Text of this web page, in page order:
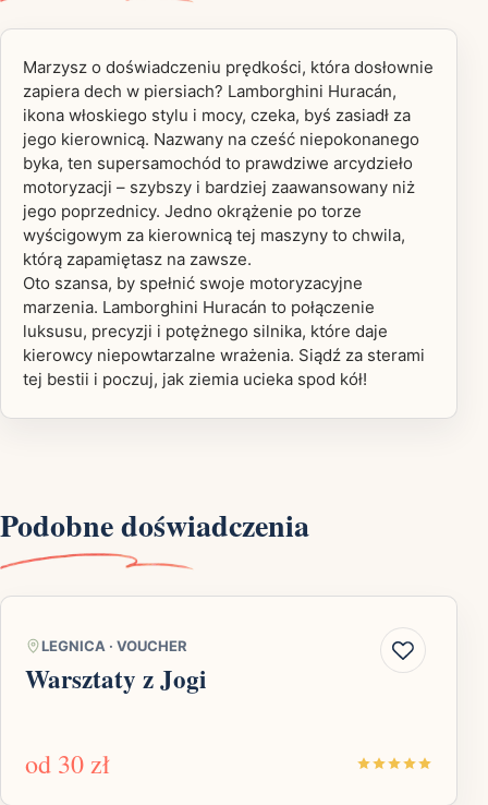
Marzysz o doświadczeniu prędkości, która dosłownie
zapiera dech w piersiach? Lamborghini Huracán,
ikona włoskiego stylu i mocy, czeka, byś zasiadł za
jego kierownicą. Nazwany na cześć niepokonanego
byka, ten supersamochód to prawdziwe arcydzieło
motoryzacji – szybszy i bardziej zaawansowany niż
jego poprzednicy. Jedno okrążenie po torze
wyścigowym za kierownicą tej maszyny to chwila,
którą zapamiętasz na zawsze.
Oto szansa, by spełnić swoje motoryzacyjne
marzenia. Lamborghini Huracán to połączenie
luksusu, precyzji i potężnego silnika, które daje
kierowcy niepowtarzalne wrażenia. Siądź za sterami
tej bestii i poczuj, jak ziemia ucieka spod kół!
Podobne doświadczenia
LEGNICA · VOUCHER
Warsztaty z Jogi
od 30 zł